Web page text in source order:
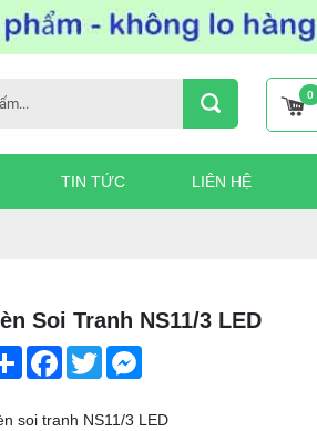
0
TIN TỨC LIÊN HỆ
Soi Tranh NS11/3 LED
ShareFacebook
TwitterMessenger
soi tranh NS11/3 LED